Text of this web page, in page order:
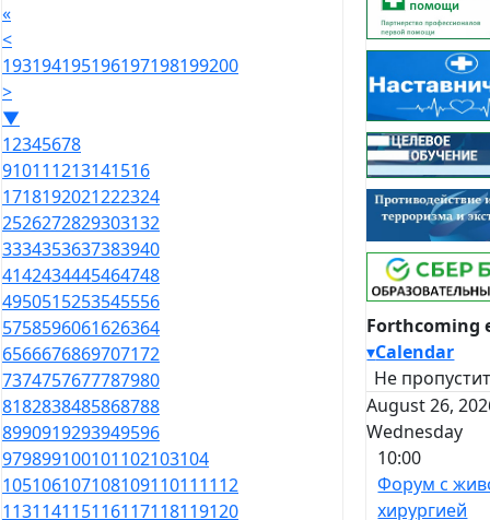
«
<
193194195196197198199200
>
▼
12345678
910111213141516
1718192021222324
2526272829303132
3334353637383940
4142434445464748
4950515253545556
5758596061626364
6566676869707172
7374757677787980
8182838485868788
8990919293949596
979899100101102103104
105106107108109110111112
113114115116117118119120
Forthcoming
▾Calendar
Не
August 26,
Wednesday
10:00
Форум с
хирургией